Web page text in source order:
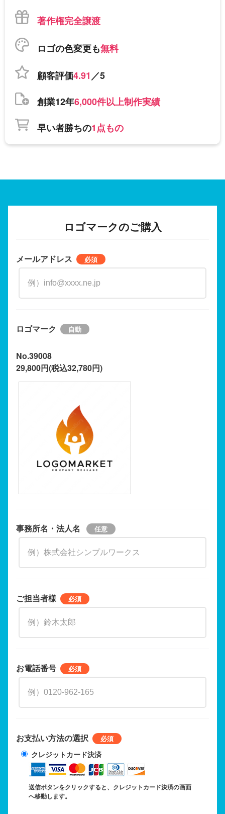
著作権完全譲渡
ロゴの色変更も無料
顧客評価4.91／5
創業12年6,000件以上制作実績
早い者勝ちの1点もの
ロゴマークのご購入
メールアドレス
ロゴマーク
No.39008
29,800円(税込32,780円)
事務所名・法人名
ご担当者様
お電話番号
お支払い方法の選択
クレジットカード決済
送信ボタンをクリックすると、クレジットカード決済の画面
へ移動します。